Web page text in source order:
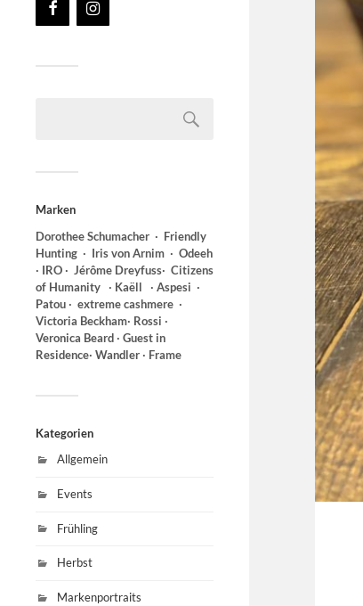
Marken
Dorothee Schumacher ∙ Friendly
Hunting ∙ Iris von Arnim ∙ Odeeh
∙ IRO ∙ Jérôme Dreyfuss∙ Citizens
of Humanity ∙ Kaëll ∙ Aspesi ∙
Patou ∙ extreme cashmere ∙
Victoria Beckham∙ Rossi ∙
Veronica Beard ∙ Guest in
Residence∙ Wandler ∙ Frame
Kategorien
Allgemein
Events
Frühling
Herbst
Markenportraits